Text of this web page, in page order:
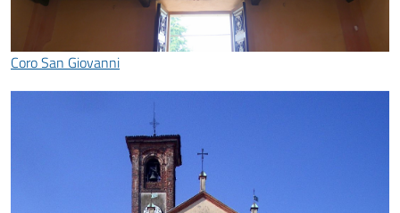
Coro San Giovanni